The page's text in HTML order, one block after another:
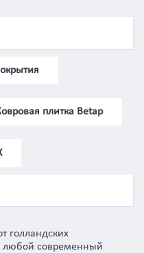
плитка Betap
голландских
любой современный